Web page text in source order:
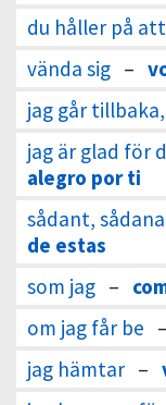
du håller på
vända sig –
jag går
jag är glad för
alegro por ti
sådant,
de estas
som jag –
om jag får be –
jag hämtar –